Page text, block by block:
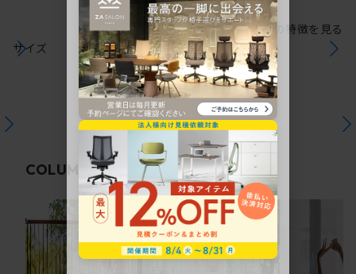
サイズ
シリーズの特徴を見る
COLUMN 関連コラム